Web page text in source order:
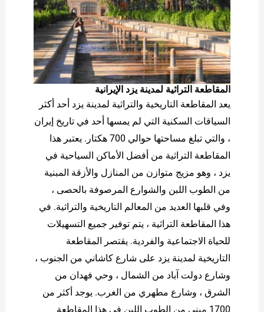
المقاطعة التراثية لمدينة يزد الإيرانية
يعد المقاطعة التاريخية والتراثية لمدينة يزد أحد أكثر
السياقات السكنية التي لم يمسها أحد في تاريخ إيران
، والتي تبلغ مساحتها حوالي 700 هكتار. يعتبر هذا
المقاطعة التراثية من أفضل الأماكن السياحية في
يزد ، وهو مزيج متوازن من المنازل والأزقة المبنية
من الطوب اللبن والشوارع المرصوفة بالحصى ،
وفي قلبها العديد من المعالم التاريخية والتراثية. في
هذا المقاطعة التراثية ، يتم توفير جميع التسهيلات
للحياة الاجتماعية والفردية. يقتصر المقاطعة
التاريخية لمدينة يزد على شارع كاشاني من الجنوب ،
وشارع دولت آباد من الشمال ، وحي فهدان من
الشرق ، وشارع مطهري من الغرب. يوجد أكثر من
1700 مبنى من الطوب اللبن في هذا المقاطعة